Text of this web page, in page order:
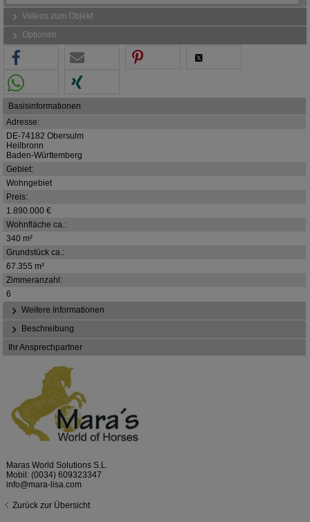
Videos zum Objekt
Optionen
Basisinformationen
Adresse:
DE-74182 Obersulm
Heilbronn
Baden-Württemberg
Gebiet:
Wohngebiet
Preis:
1.890.000 €
Wohnfläche ca.:
340 m²
Grundstück ca.:
67.355 m²
Zimmeranzahl:
6
Weitere Informationen
Beschreibung
Ihr Ansprechpartner
Maras World Solutions S.L.
Mobil: (0034) 609323347
info@mara-lisa.com
Zurück zur Übersicht